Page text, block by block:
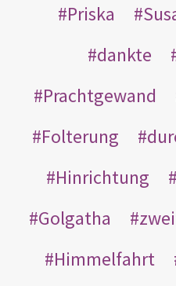
Priska
dankte
Prachtgewand
Folterung
Hinrichtung
Golgatha
Himmelfahrt